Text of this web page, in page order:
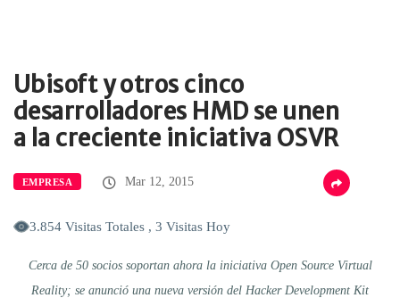
Ubisoft y otros cinco
desarrolladores HMD se unen
a la creciente iniciativa OSVR
EMPRESA Mar 12, 2015
3.854 Visitas Totales , 3 Visitas Hoy
Cerca de 50 socios soportan ahora la iniciativa Open Source Virtual
Reality; se anunció una nueva versión del Hacker Development Kit